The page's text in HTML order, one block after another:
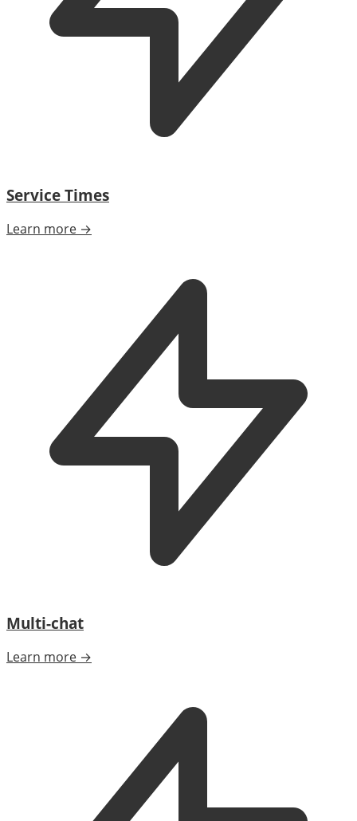
Service Times
Learn more →
Multi-chat
Learn more →